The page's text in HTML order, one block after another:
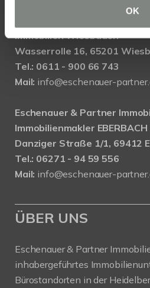
OK
Eschenauer & Partner
Immobilien Wiesbaden
Wasserrolle 16, 65201
Tel.: 0611 - 900 66 743
Mail: info@eschenauer-
Eschenauer & Partner
Immobilienmakler EBERBACH
Danziger Straße 1/1, 69412
Tel.: 06271 - 94 59 556
Mail: info@eschenauer-
ÜBER UNS
Eschenauer & Partner
inhabergeführtes
Bürostandorten in der